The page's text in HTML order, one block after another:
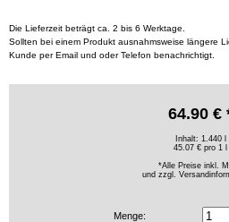
Die Lieferzeit beträgt ca. 2 bis 6 Werktage.
Sollten bei einem Produkt ausnahmsweise längere
Kunde per Email und oder Telefon benachrichtigt.
64.90 €
Inhalt: 1.440 l
45.07 € pro 1 l
*Alle Preise inkl.
und zzgl.
Menge: